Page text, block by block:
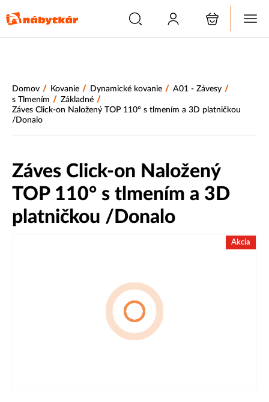
Domov / Kovanie / Dynamické kovanie / A01 - Závesy /
s Tlmením / Základné /
Záves Click-on Naložený TOP 110° s tlmením a 3D platničkou
/Donalo
Záves Click-on Naložený
TOP 110° s tlmením a 3D
platničkou /Donalo
Akcia